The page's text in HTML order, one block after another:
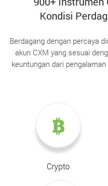
Kondisi
Berdagang dengan percaya
akun CXM yang sesuai
keuntungan dari
Crypto